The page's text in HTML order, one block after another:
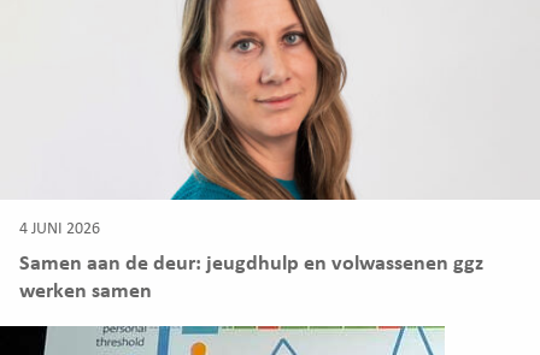
4 JUNI 2026
Samen aan de deur: jeugdhulp en volwassenen ggz
werken samen